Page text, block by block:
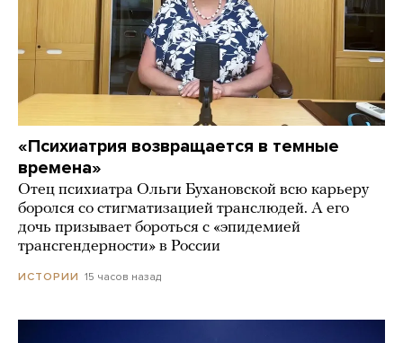
«Психиатрия возвращается в темные
времена»
Отец психиатра Ольги Бухановской всю карьеру
боролся со стигматизацией транслюдей. А его
дочь призывает бороться с «эпидемией
трансгендерности» в России
ИСТОРИИ 15 часов назад